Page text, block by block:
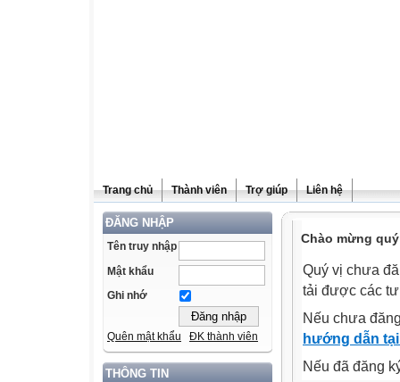
Trang chủ Thành viên Trợ giúp Liên hệ
ĐĂNG NHẬP
Tên truy nhập
Mật khẩu
Ghi nhớ
Quên mật khẩu ĐK thành viên
THÔNG TIN
Chào mừng
Quý vị chưa
tải được các
Nếu chưa
hướng dẫn
Nếu đã đăng